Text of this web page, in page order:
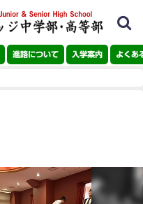
進路について 入学案内 よくあ